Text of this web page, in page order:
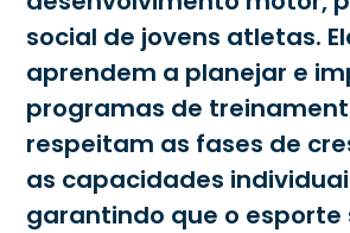
social de jovens atletas.
aprendem a planejar e
programas de
respeitam as fases de
as capacidades
garantindo que o esporte